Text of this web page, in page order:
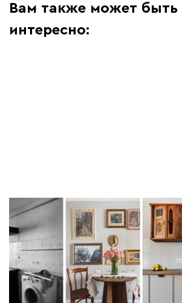
Вам также может быть
интересно:
Дизайн-проекты | 06.08.2026
ДО/ПОСЛЕ: ремонт в типовой
однушке 34 кв.м с бюджетом
1,3 млн рублей